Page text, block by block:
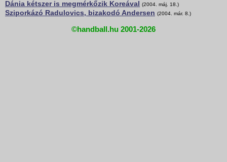
Dánia kétszer is megmérkőzik Koreával (2004. máj. 18.)
Sziporkázó Radulovics, bizakodó Andersen (2004. már. 8.)
©handball.hu 2001-2026